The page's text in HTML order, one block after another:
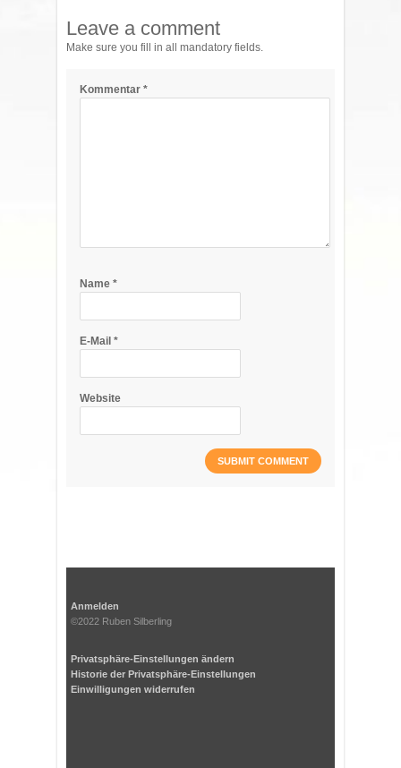
Leave a comment
Make sure you fill in all mandatory fields.
Kommentar *
Name *
E-Mail *
Website
Anmelden
©2022 Ruben Silberling
Privatsphäre-Einstellungen ändern
Historie der Privatsphäre-Einstellungen
Einwilligungen widerrufen